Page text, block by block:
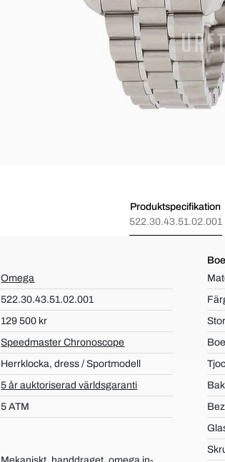
Produktspecifikation
522.30.43.51.02.001
Omega
522.30.43.51.02.001
129 500 kr
Speedmaster Chronoscope
Herrklocka, dress / Sportmodell
5 år auktoriserad världsgaranti
5 ATM